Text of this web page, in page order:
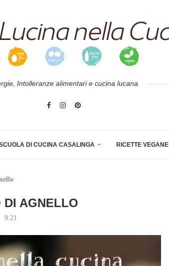
Intolleranze alimentari e cucina lucana
DI CUCINA CASALINGA RICETTE VEGANE
DI AGNELLO
9:21